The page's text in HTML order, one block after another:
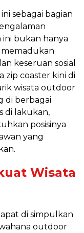
sebagai bagian
ini bukan hanya
keseruan sosial
zip coaster kini di
wisata outdoor
di berbagai
di lakukan,
posisinya
yang
Wisata
di simpulkan
outdoor